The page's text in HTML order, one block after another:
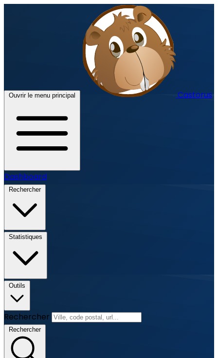
Ouvrir le menu principal Castorus
Dashboard
Rechercher
Statistiques
Outils
Rechercher
Rechercher